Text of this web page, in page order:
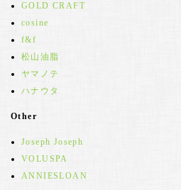
GOLD CRAFT
cosine
f&f
松山油脂
ヤマノテ
ハナウタ
Other
Joseph Joseph
VOLUSPA
ANNIESLOAN